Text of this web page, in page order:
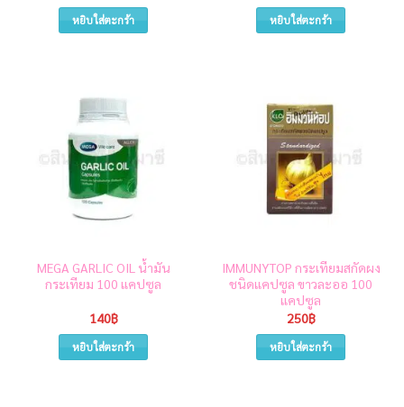
หยิบใส่ตะกร้า หยิบใส่ตะกร้า
MEGA GARLIC OIL น้ำมัน
กระเทียม 100 แคปซูล
140฿
หยิบใส่ตะกร้า
IMMUNYTOP กระเทียมสกัดผง
ชนิดแคปซูล ขาวละออ 100
แคปซูล
250฿
หยิบใส่ตะกร้า